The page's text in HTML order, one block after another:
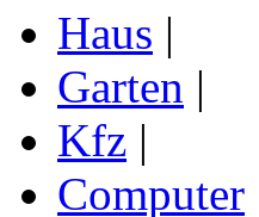
Haus |
Garten |
Kfz |
Computer